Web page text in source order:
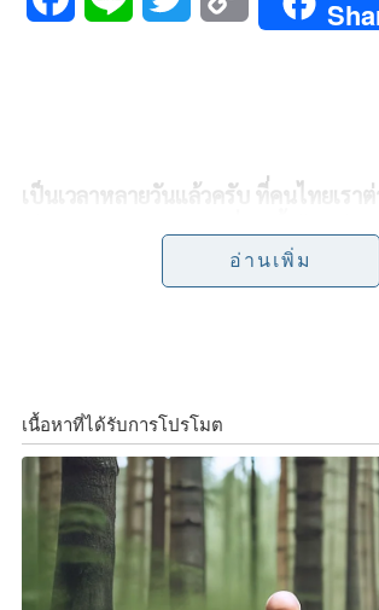
b
t
e
r
L
i
n
เป็นเวลาหลายวันแล้วครับ ที่คนไทยเรา
ดีใจ เพราะตัวเลขของผู้ที่ติดเชื้อไวรัสโค
ตัวเดียวตลอด บางวันถึงกับไม่มีผู้ที่ติดเชื้
ตัวเลขของผู้ป่วยที่นอนรักษาอยู่ในสถาน
คึกคักเหมือนเดิมแน่ๆ
สำหรับร้านกล่องทิพย์ที่จะแนะนำในวัน
อาหารไทยชาววังแบบโบราณ มีหน้าร้า
จรัญสนิทวงศ์ ให้เห็นขั้นตอนการปรุงอา
อย่างชัดเจน แต่ไม่มีที่นั่งทานภายในร้าน
อ่านเพิ่ม